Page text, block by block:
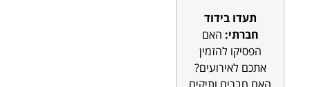
תעדו בידוד
חברתי: האם
הפסיקו להזמין
אתכם לאירועים?